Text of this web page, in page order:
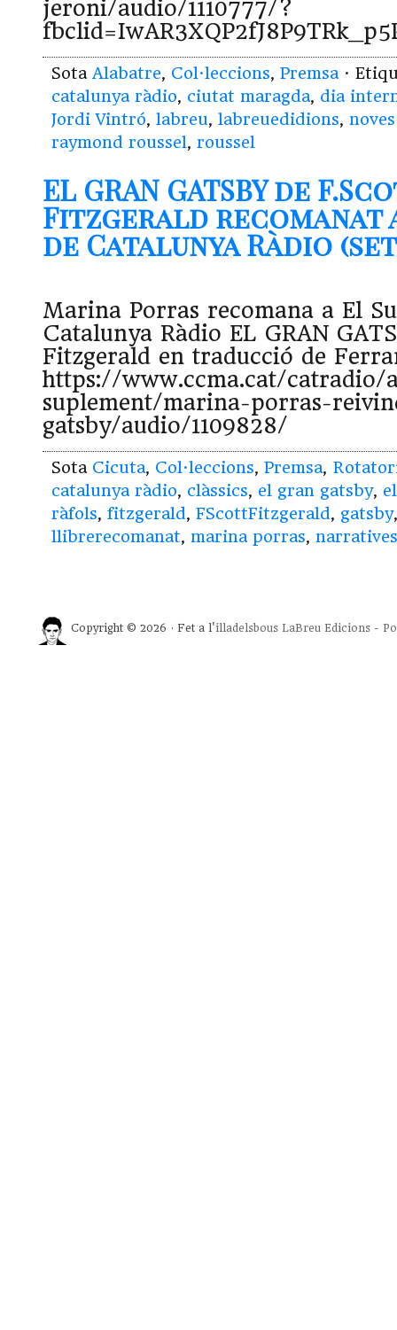
jeroni/audio/1110777/?
Sota Alabatre, Col·leccions, Premsa ·
catalunya ràdio, ciutat maragda, dia
Jordi Vintró, labreu, labreuedidions,
raymond roussel, roussel
EL GRAN GATSBY de
Fitzgerald recomanat
de Catalunya Ràdio (set
Marina Porras recomana a El
Catalunya Ràdio EL GRAN
Fitzgerald en traducció de
https://www.ccma.cat/catradio/
suplement/marina-porras-
gatsby/audio/1109828/
Sota Cicuta, Col·leccions, Premsa,
catalunya ràdio, clàssics, el gran gatsby,
ràfols, fitzgerald, FScottFitzgerald, gatsby
llibrerecomanat, marina porras,
Copyright © 2026 · Fet a l'illadelsbous LaBreu Edicions -